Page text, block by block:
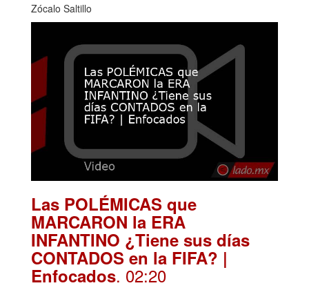
Zócalo Saltillo
Las POLÉMICAS que
MARCARON la ERA
INFANTINO ¿Tiene sus días
CONTADOS en la FIFA? |
Enfocados. 02:20